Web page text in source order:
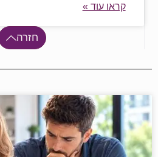
קראו עוד »
חזרה